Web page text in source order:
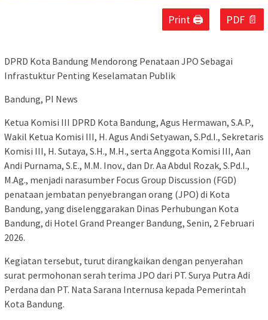
Print 🖨 PDF 📄
DPRD Kota Bandung Mendorong Penataan JPO Sebagai
Infrastuktur Penting Keselamatan Publik
Bandung, PI News
Ketua Komisi III DPRD Kota Bandung, Agus Hermawan, S.A.P.,
Wakil Ketua Komisi III, H. Agus Andi Setyawan, S.Pd.I., Sekretaris
Komisi III, H. Sutaya, S.H., M.H., serta Anggota Komisi III, Aan
Andi Purnama, S.E., M.M. Inov., dan Dr. Aa Abdul Rozak, S.Pd.I.,
M.Ag., menjadi narasumber Focus Group Discussion (FGD)
penataan jembatan penyebrangan orang (JPO) di Kota
Bandung, yang diselenggarakan Dinas Perhubungan Kota
Bandung, di Hotel Grand Preanger Bandung, Senin, 2 Februari
2026.
Kegiatan tersebut, turut dirangkaikan dengan penyerahan
surat permohonan serah terima JPO dari PT. Surya Putra Adi
Perdana dan PT. Nata Sarana Internusa kepada Pemerintah
Kota Bandung.